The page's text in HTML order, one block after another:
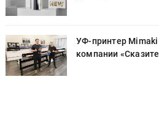
УФ-принтер
компании